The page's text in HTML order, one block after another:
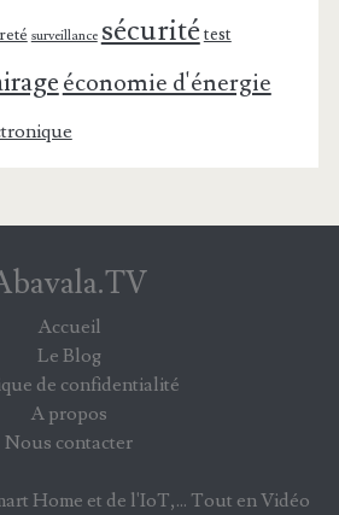
surveillance sécuritétest
économie d'énergie
Accueil
Le Blog
de confidentialité
A propos
Nous contacter
Home et de l'IoT,... Tout en Vidéo